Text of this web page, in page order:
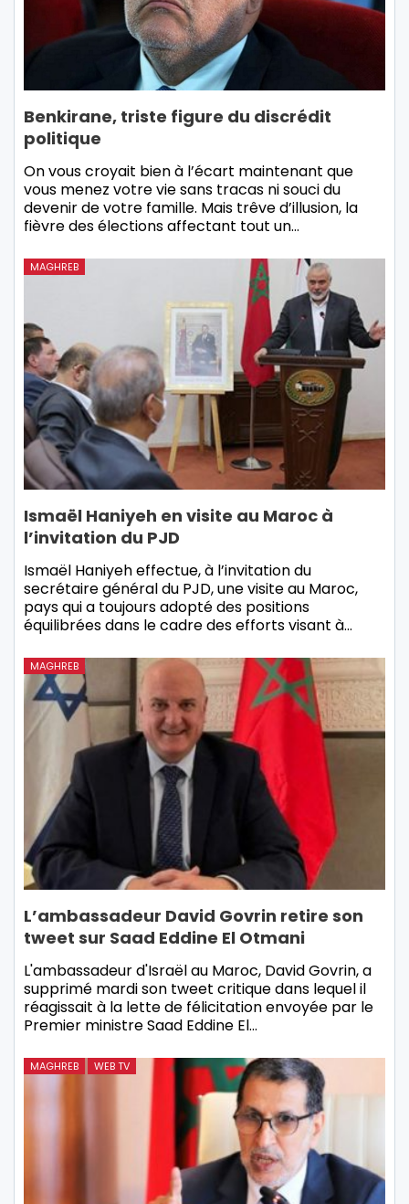
Benkirane, triste figure du discrédit
politique
On vous croyait bien à l’écart maintenant que
vous menez votre vie sans tracas ni souci du
devenir de votre famille. Mais trêve d’illusion, la
fièvre des élections affectant tout un…
MAGHREB
Ismaël Haniyeh en visite au Maroc à
l’invitation du PJD
Ismaël Haniyeh effectue, à l’invitation du
secrétaire général du PJD, une visite au Maroc,
pays qui a toujours adopté des positions
équilibrées dans le cadre des efforts visant à…
MAGHREB
L’ambassadeur David Govrin retire son
tweet sur Saad Eddine El Otmani
L'ambassadeur d'Israël au Maroc, David Govrin, a
supprimé mardi son tweet critique dans lequel il
réagissait à la lette de félicitation envoyée par le
Premier ministre Saad Eddine El…
MAGHREB WEB TV